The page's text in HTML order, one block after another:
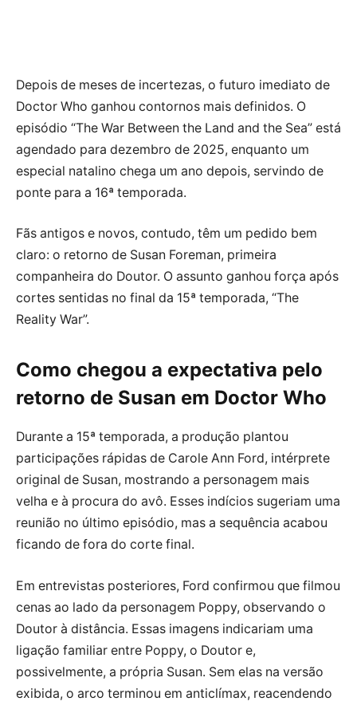
Depois de meses de incertezas, o futuro imediato de
Doctor Who ganhou contornos mais definidos. O
episódio “The War Between the Land and the Sea” está
agendado para dezembro de 2025, enquanto um
especial natalino chega um ano depois, servindo de
ponte para a 16ª temporada.
Fãs antigos e novos, contudo, têm um pedido bem
claro: o retorno de Susan Foreman, primeira
companheira do Doutor. O assunto ganhou força após
cortes sentidas no final da 15ª temporada, “The
Reality War”.
Como chegou a expectativa pelo
retorno de Susan em Doctor Who
Durante a 15ª temporada, a produção plantou
participações rápidas de Carole Ann Ford, intérprete
original de Susan, mostrando a personagem mais
velha e à procura do avô. Esses indícios sugeriam uma
reunião no último episódio, mas a sequência acabou
ficando de fora do corte final.
Em entrevistas posteriores, Ford confirmou que filmou
cenas ao lado da personagem Poppy, observando o
Doutor à distância. Essas imagens indicariam uma
ligação familiar entre Poppy, o Doutor e,
possivelmente, a própria Susan. Sem elas na versão
exibida, o arco terminou em anticlímax, reacendendo